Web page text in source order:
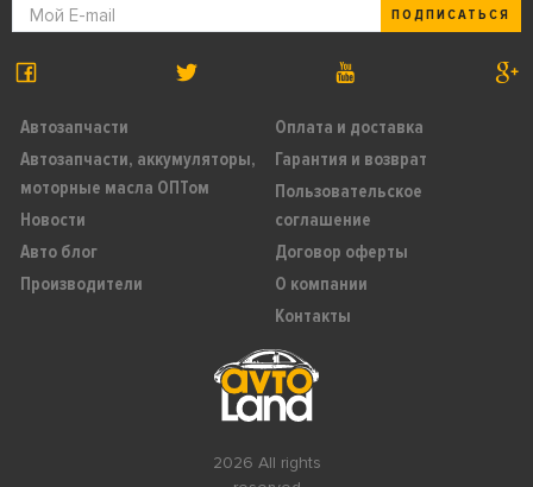
2026 All rights
Автозапчасти
Автозапчасти, аккумуляторы,
моторные масла ОПТом
Новости
Авто блог
Производители
Оплата и доставка
Гарантия и возврат
Пользовательское
соглашение
Договор оферты
О компании
Контакты
ПОДПИСАТЬСЯ